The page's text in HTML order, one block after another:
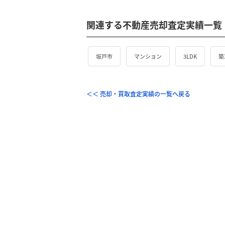
関連する不動産売却査定実績一覧
坂戸市 マンション 3LDK
＜＜ 売却・買取査定実績の一覧へ戻る